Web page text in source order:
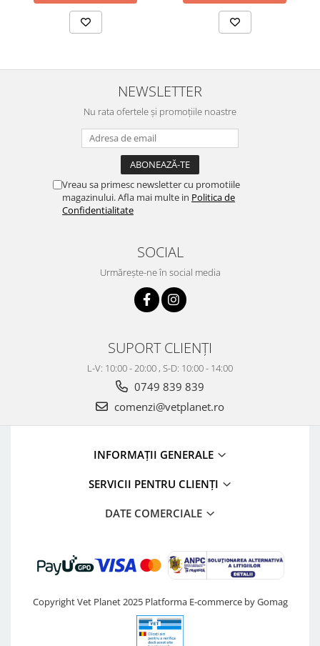
NEWSLETTER
Nu rata ofertele și promoțiile noastre
Vreau sa primesc newsletter cu promotiile
magazinului. Afla mai multe in Politica de
Confidentialitate
SOCIAL
Urmărește-ne în social media
SUPORT CLIENȚI
L-V: 10:00 - 20:00 , S-D: 10:00 - 14:00
0749 839 839
comenzi@vetplanet.ro
INFORMAȚII GENERALE
SERVICII PENTRU CLIENȚI
DATE COMERCIALE
Copyright Vet Planet 2025 Platforma E-commerce by Gomag